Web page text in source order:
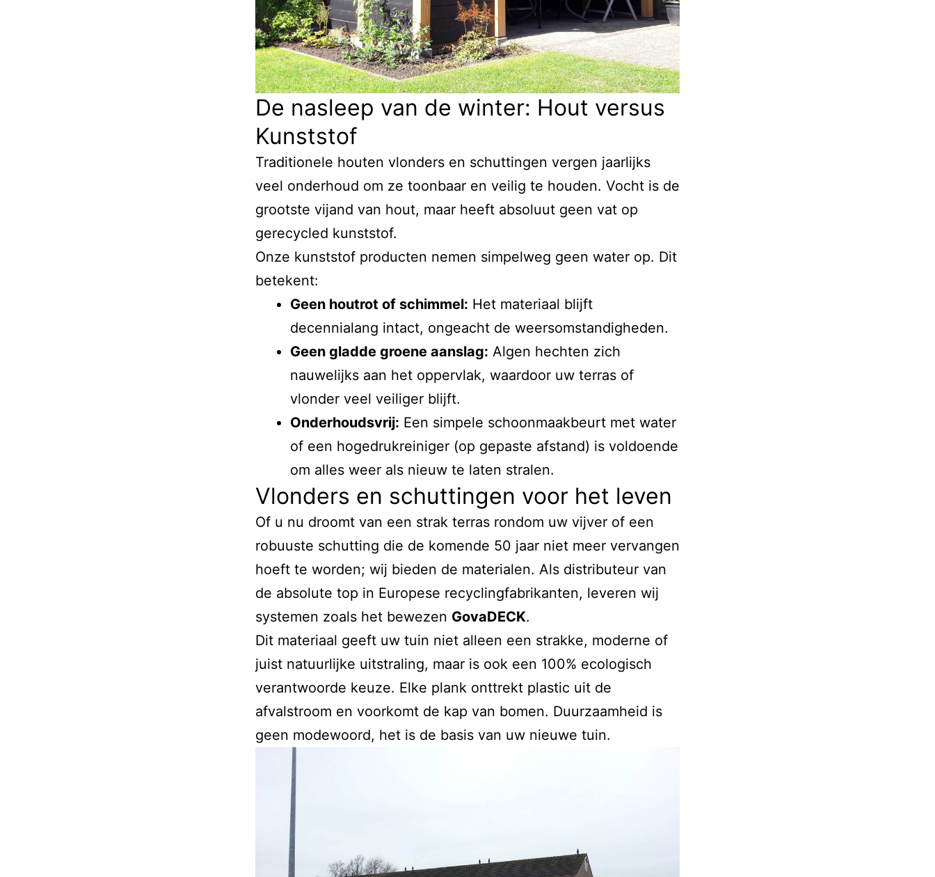
De nasleep van de winter: Hout versus
Kunststof
Traditionele houten vlonders en schuttingen vergen jaarlijks
veel onderhoud om ze toonbaar en veilig te houden. Vocht is de
grootste vijand van hout, maar heeft absoluut geen vat op
gerecycled kunststof.
Onze kunststof producten nemen simpelweg geen water op. Dit
betekent:
Geen houtrot of schimmel: Het materiaal blijft
decennialang intact, ongeacht de weersomstandigheden.
Geen gladde groene aanslag: Algen hechten zich
nauwelijks aan het oppervlak, waardoor uw terras of
vlonder veel veiliger blijft.
Onderhoudsvrij: Een simpele schoonmaakbeurt met water
of een hogedrukreiniger (op gepaste afstand) is voldoende
om alles weer als nieuw te laten stralen.
Vlonders en schuttingen voor het leven
Of u nu droomt van een strak terras rondom uw vijver of een
robuuste schutting die de komende 50 jaar niet meer vervangen
hoeft te worden; wij bieden de materialen. Als distributeur van
de absolute top in Europese recyclingfabrikanten, leveren wij
systemen zoals het bewezen GovaDECK.
Dit materiaal geeft uw tuin niet alleen een strakke, moderne of
juist natuurlijke uitstraling, maar is ook een 100% ecologisch
verantwoorde keuze. Elke plank onttrekt plastic uit de
afvalstroom en voorkomt de kap van bomen. Duurzaamheid is
geen modewoord, het is de basis van uw nieuwe tuin.